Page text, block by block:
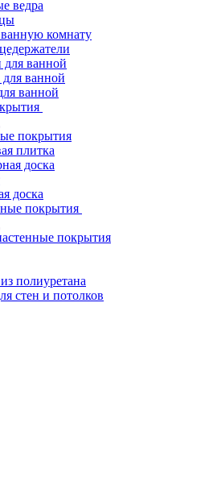
ведра
комнату
ванной
ванной
ванной
покрытия
плитка
доска
доска
покрытия
покрытия
полиуретана
стен и потолков